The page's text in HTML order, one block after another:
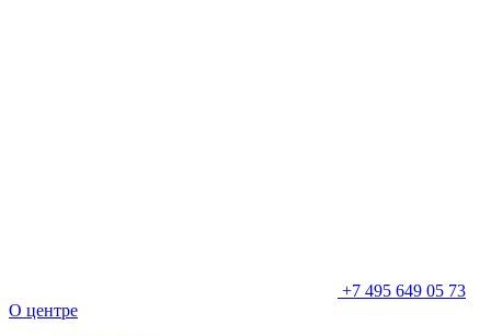
+7 495 649 05 73
О центре